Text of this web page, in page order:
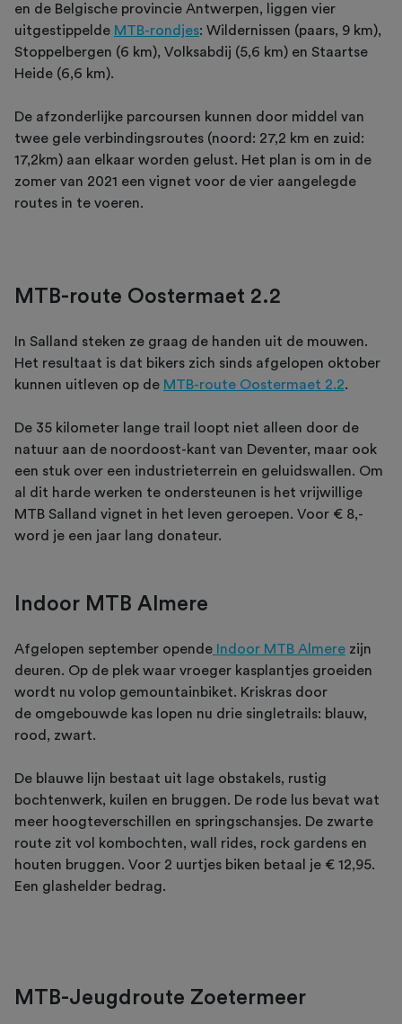
en de Belgische provincie Antwerpen, liggen vier
uitgestippelde MTB-rondjes: Wildernissen (paars, 9 km),
Stoppelbergen (6 km), Volksabdij (5,6 km) en Staartse
Heide (6,6 km).
De afzonderlijke parcoursen kunnen door middel van
twee gele verbindingsroutes (noord: 27,2 km en zuid:
17,2km) aan elkaar worden gelust. Het plan is om in de
zomer van 2021 een vignet voor de vier aangelegde
routes in te voeren.
MTB-route Oostermaet 2.2
In Salland steken ze graag de handen uit de mouwen.
Het resultaat is dat bikers zich sinds afgelopen oktober
kunnen uitleven op de MTB-route Oostermaet 2.2.
De 35 kilometer lange trail loopt niet alleen door de
natuur aan de noordoost-kant van Deventer, maar ook
een stuk over een industrieterrein en geluidswallen. Om
al dit harde werken te ondersteunen is het vrijwillige
MTB Salland vignet in het leven geroepen. Voor € 8,-
word je een jaar lang donateur.
Indoor MTB Almere
Afgelopen september opende Indoor MTB Almere zijn
deuren. Op de plek waar vroeger kasplantjes groeiden
wordt nu volop gemountainbiket. Kriskras door
de omgebouwde kas lopen nu drie singletrails: blauw,
rood, zwart.
De blauwe lijn bestaat uit lage obstakels, rustig
bochtenwerk, kuilen en bruggen. De rode lus bevat wat
meer hoogteverschillen en springschansjes. De zwarte
route zit vol kombochten, wall rides, rock gardens en
houten bruggen. Voor 2 uurtjes biken betaal je € 12,95.
Een glashelder bedrag.
MTB-Jeugdroute Zoetermeer